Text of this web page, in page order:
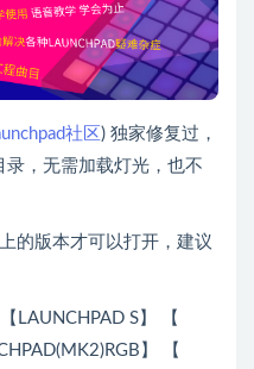
社区 ) 独家修复过，
，无需加载灯光，也不
的版本才可以打开，建议
LAUNCHPAD S】 【
】 【